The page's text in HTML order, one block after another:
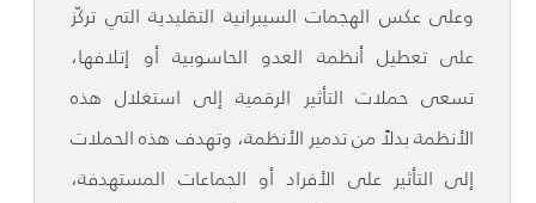
وعلى عكس الهجمات السيبرانية التقليدية التي تركّز
على تعطيل أنظمة العدو الحاسوبية أو إتلافها،
تسعى حملات التأثير الرقمية إلى استغلال هذه
الأنظمة بدلاً من تدمير الأنظمة، وتهدف هذه الحملات
إلى التأثير على الأفراد أو الجماعات المستهدفة،